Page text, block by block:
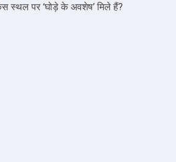
स्थल पर ‘घोड़े के अवशेष’ मिले हैं?